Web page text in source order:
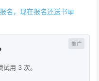
名，现在报名还送书📖
用 3 次。